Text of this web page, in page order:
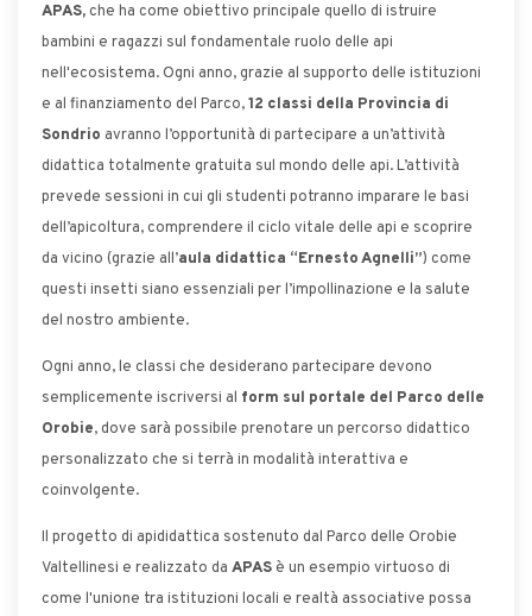
APAS,che ha come obiettivo principale quello di istruire
bambini e ragazzi sul fondamentale ruolo delle api
nell'ecosistema. Ogni anno, grazie al supporto delle istituzioni
e al finanziamento del Parco,12 classi della Provincia di
Sondrio avranno l’opportunità di partecipare a un’attività
didattica totalmente gratuita sul mondo delle api. L’attività
prevede sessioni in cui gli studenti potranno imparare le basi
dell’apicoltura, comprendere il ciclo vitale delle api e scoprire
da vicino (grazie all’aula didattica “Ernesto Agnelli”) come
questi insetti siano essenziali per l’impollinazione e la salute
del nostro ambiente.
Ogni anno, le classi che desiderano partecipare devono
semplicemente iscriversi al form sul portale del Parco delle
Orobie, dove sarà possibile prenotare un percorso didattico
personalizzato che si terrà in modalità interattiva e
coinvolgente.
Il progetto di apididattica sostenuto dal Parco delle Orobie
Valtellinesi e realizzato da APAS è un esempio virtuoso di
come l'unione tra istituzioni locali e realtà associative possa